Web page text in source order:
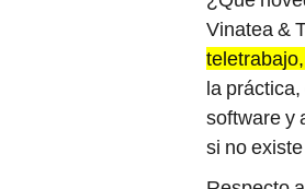
la
software y
si no
Respecto